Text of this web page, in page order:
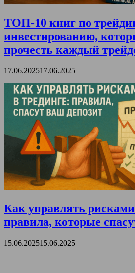
ТОП-10 книг по
инвестированию,
прочесть каждый
17.06.202517.06.2025
Как управлять
правила, которые
15.06.202515.06.2025